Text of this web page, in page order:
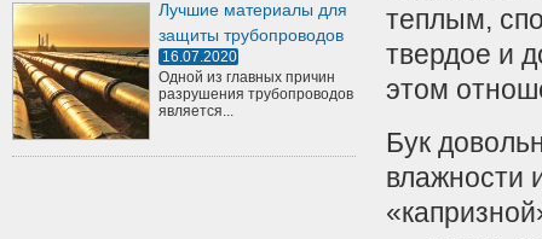
Лучшие материалы для
защиты трубопроводов
16.07.2020
Одной из главных причин
разрушения трубопроводов
является...
теплым,
твердое и
этом
Бук
влажности